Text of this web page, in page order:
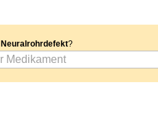
Neuralrohrdefekt?